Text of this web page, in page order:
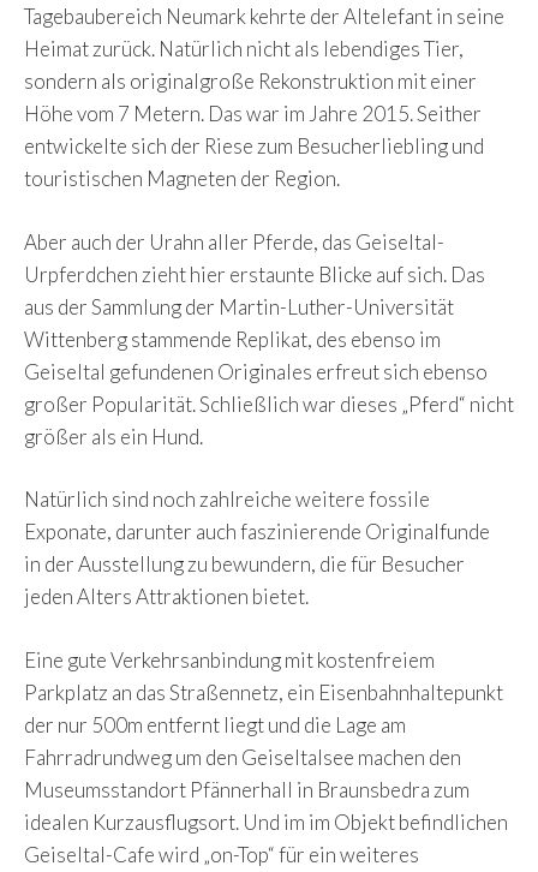
Tagebaubereich Neumark kehrte der Altelefant in seine
Heimat zurück. Natürlich nicht als lebendiges Tier,
sondern als originalgroße Rekonstruktion mit einer
Höhe vom 7 Metern. Das war im Jahre 2015. Seither
entwickelte sich der Riese zum Besucherliebling und
touristischen Magneten der Region.
Aber auch der Urahn aller Pferde, das Geiseltal-
Urpferdchen zieht hier erstaunte Blicke auf sich. Das
aus der Sammlung der Martin-Luther-Universität
Wittenberg stammende Replikat, des ebenso im
Geiseltal gefundenen Originales erfreut sich ebenso
großer Popularität. Schließlich war dieses „Pferd“ nicht
größer als ein Hund.
Natürlich sind noch zahlreiche weitere fossile
Exponate, darunter auch faszinierende Originalfunde
in der Ausstellung zu bewundern, die für Besucher
jeden Alters Attraktionen bietet.
Eine gute Verkehrsanbindung mit kostenfreiem
Parkplatz an das Straßennetz, ein Eisenbahnhaltepunkt
der nur 500m entfernt liegt und die Lage am
Fahrradrundweg um den Geiseltalsee machen den
Museumsstandort Pfännerhall in Braunsbedra zum
idealen Kurzausflugsort. Und im im Objekt befindlichen
Geiseltal-Cafe wird „on-Top“ für ein weiteres